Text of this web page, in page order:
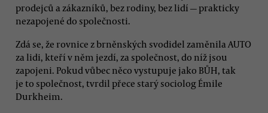
prodejců a zákazníků, bez rodiny, bez lidí — prakticky
nezapojené do společnosti.
Zdá se, že rovnice z brněnských svodidel zaměnila AUTO
za lidi, kteří v něm jezdí, za společnost, do níž jsou
zapojeni. Pokud vůbec něco vystupuje jako BŮH, tak
je to společnost, tvrdil přece starý sociolog Émile
Durkheim.